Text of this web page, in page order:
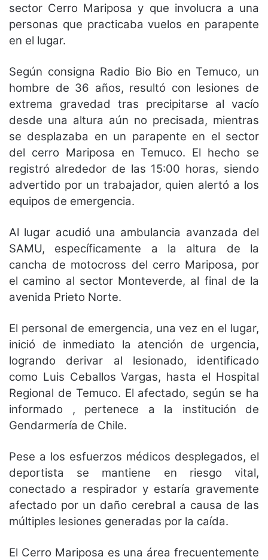
sector Cerro Mariposa y que involucra a una
personas que practicaba vuelos en parapente
en el lugar.
Según consigna Radio Bio Bio en Temuco, un
hombre de 36 años, resultó con lesiones de
extrema gravedad tras precipitarse al vacío
desde una altura aún no precisada, mientras
se desplazaba en un parapente en el sector
del cerro Mariposa en Temuco. El hecho se
registró alrededor de las 15:00 horas, siendo
advertido por un trabajador, quien alertó a los
equipos de emergencia.
Al lugar acudió una ambulancia avanzada del
SAMU, específicamente a la altura de la
cancha de motocross del cerro Mariposa, por
el camino al sector Monteverde, al final de la
avenida Prieto Norte.
El personal de emergencia, una vez en el lugar,
inició de inmediato la atención de urgencia,
logrando derivar al lesionado, identificado
como Luis Ceballos Vargas, hasta el Hospital
Regional de Temuco. El afectado, según se ha
informado , pertenece a la institución de
Gendarmería de Chile.
Pese a los esfuerzos médicos desplegados, el
deportista se mantiene en riesgo vital,
conectado a respirador y estaría gravemente
afectado por un daño cerebral a causa de las
múltiples lesiones generadas por la caída.
El Cerro Mariposa es una área frecuentemente